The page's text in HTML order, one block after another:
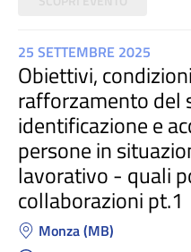
25 SETTEMBRE 2025
Obiettivi,
rafforzamento del
identificazione e
persone in
lavorativo - quali
collaborazioni pt.1
Monza (MB)